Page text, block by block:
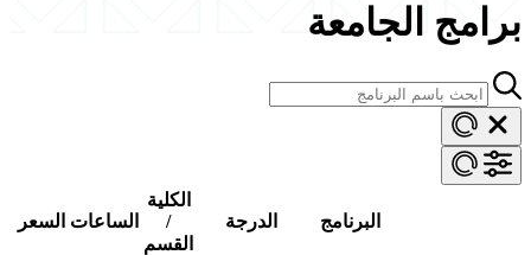
برامج الجامعة
البرنامج الدرجة
الكلية
/
القسم
الساعات السعر